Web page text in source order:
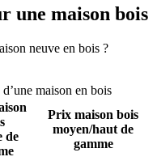
une maison bois
neuve en bois ?
maison en bois
de
Prix maison bois
moyen/haut de
gamme